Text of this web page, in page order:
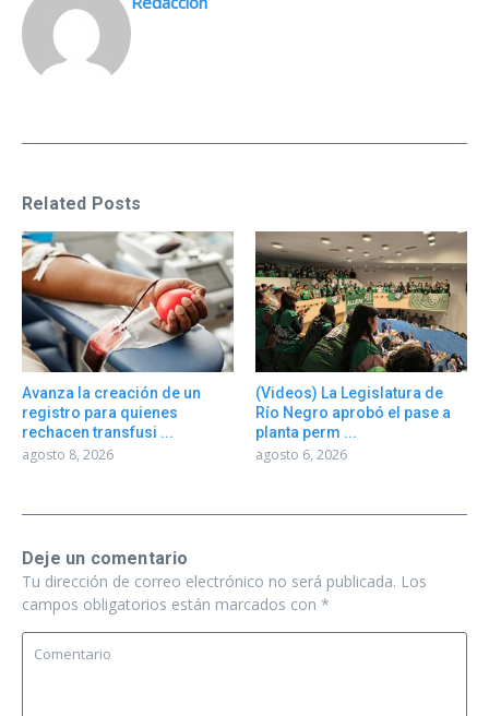
Related Posts
Avanza la creación de un
registro para quienes
rechacen transfusi ...
agosto 8, 2026
(Videos) La Legislatura de
Río Negro aprobó el pase a
planta perm ...
agosto 6, 2026
Deje un comentario
Tu dirección de correo electrónico no será publicada. Los
campos obligatorios están marcados con *